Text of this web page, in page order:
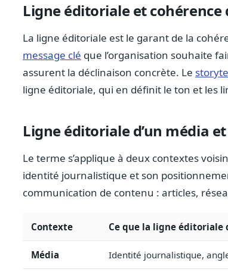
Ligne éditoriale et cohérence
La ligne éditoriale est le garant de la
message clé que l’organisation souhaite
assurent la déclinaison concrète. Le
ligne éditoriale, qui en définit le ton et les
Ligne éditoriale d’un média
Le terme s’applique à deux contextes
identité journalistique et son
communication de contenu : articles,
Contexte Ce que la ligne
Média Identité journalistique,